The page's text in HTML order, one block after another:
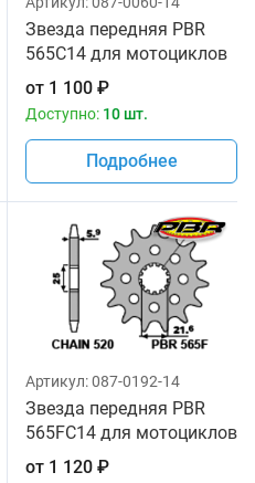
Звезда передняя PBR
565C14 для мотоциклов
от 1 100 ₽
Доступно: 10 шт.
Подробнее
Артикул:087-0192-14
Звезда передняя PBR
565FC14 для мотоциклов
от 1 120 ₽